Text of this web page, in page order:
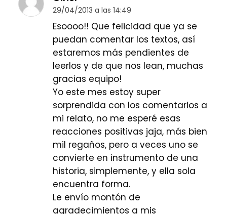
29/04/2013 a las 14:49
Esoooo!! Que felicidad que ya se
puedan comentar los textos, así
estaremos más pendientes de
leerlos y de que nos lean, muchas
gracias equipo!
Yo este mes estoy super
sorprendida con los comentarios a
mi relato, no me esperé esas
reacciones positivas jaja, más bien
mil regaños, pero a veces uno se
convierte en instrumento de una
historia, simplemente, y ella sola
encuentra forma.
Le envío montón de
agradecimientos a mis